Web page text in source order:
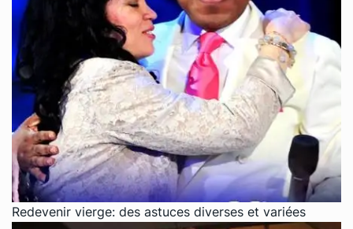
Redevenir vierge: des astuces diverses et variées